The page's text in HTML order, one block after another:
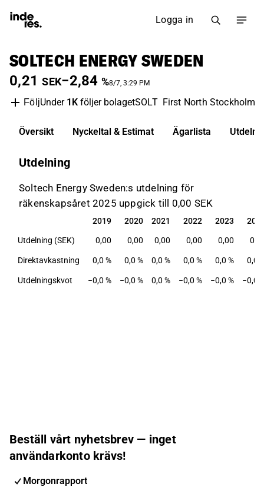
Logga in
SOLTECH ENERGY SWEDEN
0,21 SEK−2,84 %8/7, 3:29 PM
FöljUnder 1K följer bolagetSOLT First North Stockholm
Översikt Nyckeltal & Estimat Ägarlista
Utdelning
Soltech Energy Sweden:s utdelning för
räkenskapsåret 2025 uppgick till 0,00 SEK
2019 2020 2021 2022 2023
2019 2020 2021 2022 2023
Utdelning (SEK) 0,00 0,00 0,00 0,00 0,00
Direktavkastning 0,0 % 0,0 % 0,0 % 0,0 % 0,0 % 0,0
Utdelningskvot −0,0 % −0,0 % 0,0 % −0,0 % −0,0 % −0,0
Beställ vårt nyhetsbrev — inget
användarkonto krävs!
Morgonrapport